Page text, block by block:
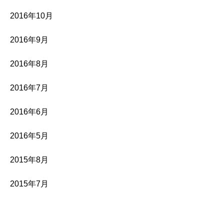
2016年10月
2016年9月
2016年8月
2016年7月
2016年6月
2016年5月
2015年8月
2015年7月